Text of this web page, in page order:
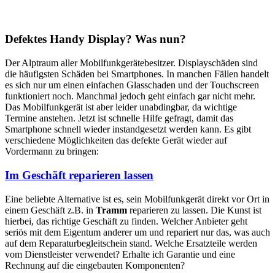
Defektes Handy Display? Was nun?
Der Alptraum aller Mobilfunkgerätebesitzer. Displayschäden sind
die häufigsten Schäden bei Smartphones. In manchen Fällen handelt
es sich nur um einen einfachen Glasschaden und der Touchscreen
funktioniert noch. Manchmal jedoch geht einfach gar nicht mehr.
Das Mobilfunkgerät ist aber leider unabdingbar, da wichtige
Termine anstehen. Jetzt ist schnelle Hilfe gefragt, damit das
Smartphone schnell wieder instandgesetzt werden kann. Es gibt
verschiedene Möglichkeiten das defekte Gerät wieder auf
Vordermann zu bringen:
Im Geschäft reparieren lassen
Eine beliebte Alternative ist es, sein Mobilfunkgerät direkt vor Ort in
einem Geschäft z.B. in Tramm reparieren zu lassen. Die Kunst ist
hierbei, das richtige Geschäft zu finden. Welcher Anbieter geht
seriös mit dem Eigentum anderer um und repariert nur das, was auch
auf dem Reparaturbegleitschein stand. Welche Ersatzteile werden
vom Dienstleister verwendet? Erhalte ich Garantie und eine
Rechnung auf die eingebauten Komponenten?